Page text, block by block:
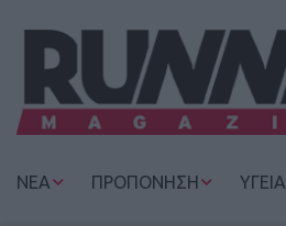
ΝΕΑ ΠΡΟΠΟΝΗΣΗ ΥΓΕΙΑ